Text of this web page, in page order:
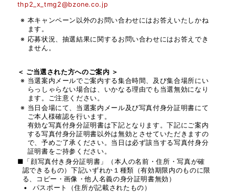
TAK
TO
JACK
thp2_x_tmg2@bzone.co.jp
本キャンペーン以外のお問い合わせにはお答えいたしかね
ます。
応募状況、抽選結果に関するお問い合わせにはお答えでき
ません。
＜ ご当選された方へのご案内 ＞
当選案内メールでご案内する集合時間、及び集合場所にい
らっしゃらない場合は、いかなる理由でも当選無効になり
ます。ご注意ください。
当日会場にて、当選案内メール及び写真付身分証明書にて
ご本人様確認を行います。
有効な写真付身分証明書は下記となります。下記にご案内
する写真付身分証明書以外は無効とさせていただきますの
で、予めご了承ください。当日は必ず該当する写真付身分
証明書をご持参ください。
■「顔写真付き身分証明書」（本人の名前・住所・写真が確
認できるもの）下記いずれか１種類（有効期限内のものに限
る、コピー・画像・他人名義の身分証明書無効）
パスポート（住所が記載されたもの）